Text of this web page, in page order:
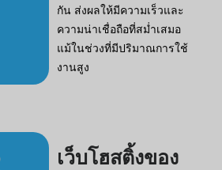
กัน ส่งผลให้มีความเร็วและ
ความน่าเชื่อถือที่สม่ำเสมอ
แม้ในช่วงที่มีปริมาณการใช้
งานสูง
เว็บโฮสติ้งของ